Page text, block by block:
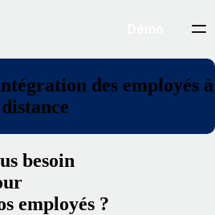
des employés à
distance
besoin
employés ?